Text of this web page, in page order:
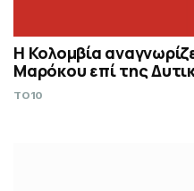
Η Κολομβία
Μαρόκου επί της
TO10